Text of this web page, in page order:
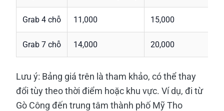
Grab 4 chỗ 11,000 15,000
Grab 7 chỗ 14,000 20,000
Lưu ý: Bảng giá trên là tham khảo, có thể thay
đổi tùy theo thời điểm hoặc khu vực. Ví dụ, đi từ
Gò Công đến trung tâm thành phố Mỹ Tho